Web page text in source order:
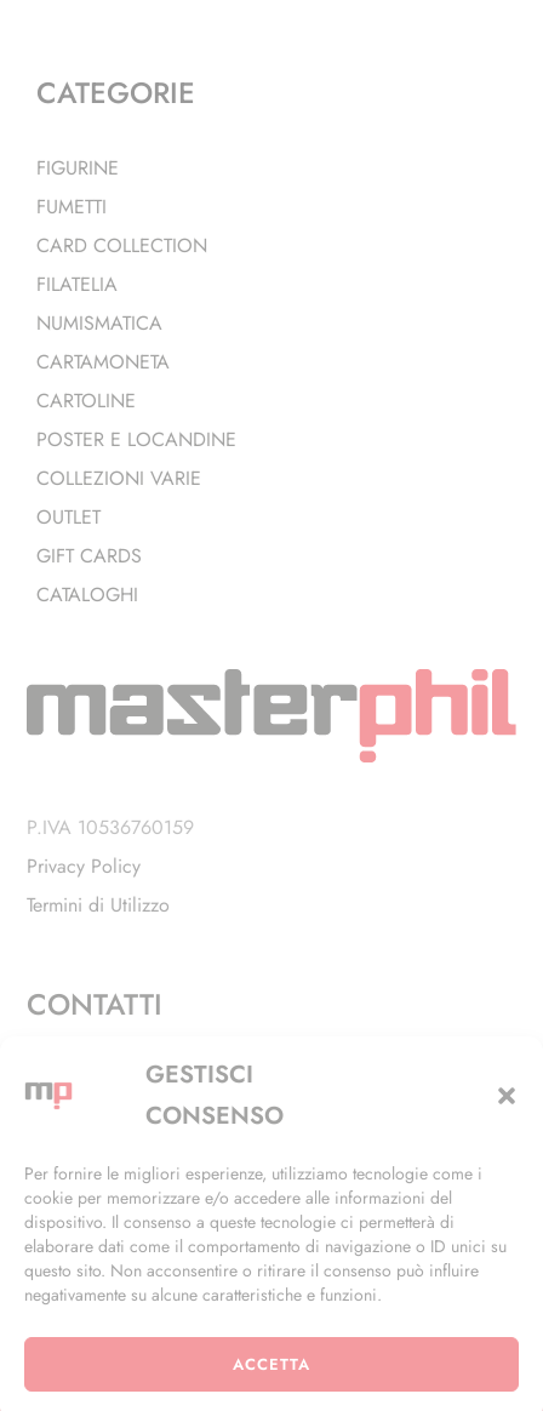
GESTISCI
CONSENSO
Per fornire le migliori esperienze, utilizziamo tecnologie come i
cookie per memorizzare e/o accedere alle informazioni del
dispositivo. Il consenso a queste tecnologie ci permetterà di
elaborare dati come il comportamento di navigazione o ID unici su
questo sito. Non acconsentire o ritirare il consenso può influire
negativamente su alcune caratteristiche e funzioni.
ACCETTA
CATEGORIE
FIGURINE
FUMETTI
CARD COLLECTION
FILATELIA
NUMISMATICA
CARTAMONETA
CARTOLINE
POSTER E LOCANDINE
COLLEZIONI VARIE
OUTLET
GIFT CARDS
CATALOGHI
P.IVA 10536760159
Privacy Policy
Termini di Utilizzo
CONTATTI
Via Alfieri, 27 - Trezzano Sul Naviglio (MI)
+39 02 4846 3155
info@masterphil.it